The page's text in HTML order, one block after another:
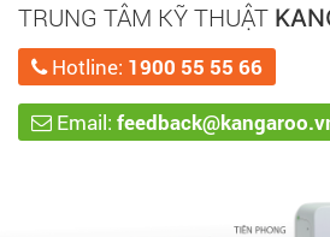
TRUNG TÂM KỸ THUẬT
Hotline: 1900 55 55 66
Email: